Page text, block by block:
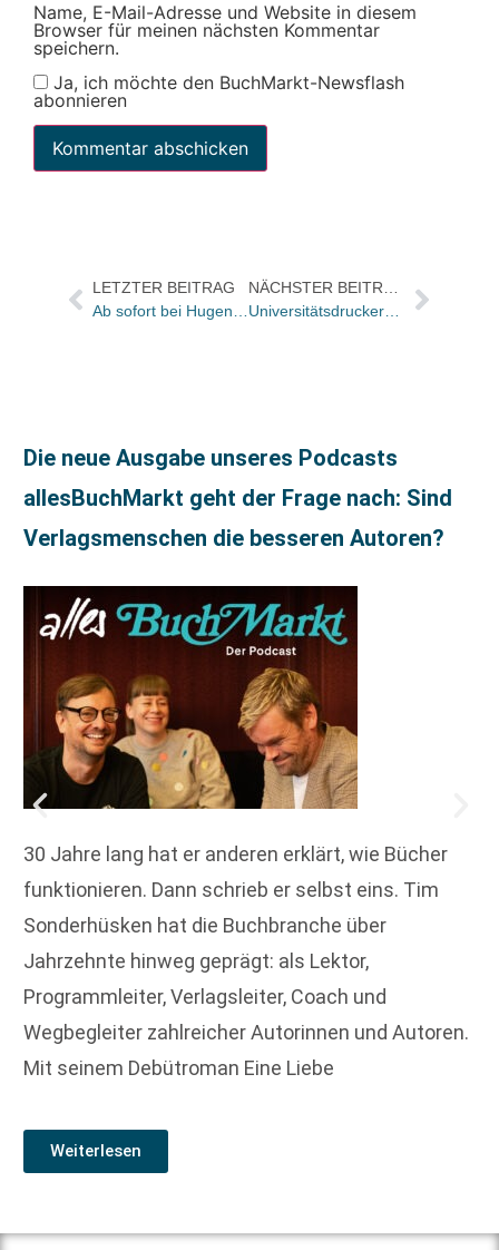
Name, E-Mail-Adresse und Website in diesem
Browser für meinen nächsten Kommentar
speichern.
Ja, ich möchte den BuchMarkt-Newsflash
abonnieren
LETZTER BEITRAG
Ab sofort bei Hugendubel: Kostenloser Versand für alle Online-Bestellungen
NÄCHSTER BEITRAG
Universitätsdruckerei H. Schmidt erhält höchste europäische Umweltauszeichnung
Die neue Ausgabe unseres Podcasts
allesBuchMarkt geht der Frage nach: Sind
Verlagsmenschen die besseren Autoren?
30 Jahre lang hat er anderen erklärt, wie Bücher
funktionieren. Dann schrieb er selbst eins. Tim
Sonderhüsken hat die Buchbranche über
Jahrzehnte hinweg geprägt: als Lektor,
Programmleiter, Verlagsleiter, Coach und
Wegbegleiter zahlreicher Autorinnen und Autoren.
Mit seinem Debütroman Eine Liebe
Weiterlesen